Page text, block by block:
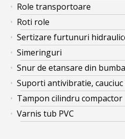
Role transportoare
Roti role
Sertizare furtunuri
Simeringuri
Snur de etansare din
Suporti antivibratie, cauciuc
Tampon cilindru compactor
Varnis tub PVC